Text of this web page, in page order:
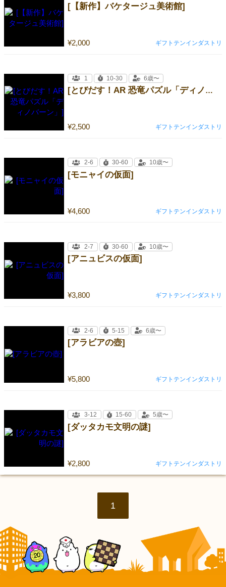
[【新作】バケタージュ美術館]
¥2,000 ギフトテンインダストリ
[とびだす！AR 恐竜パズル「ディノバーン」]
¥2,500
1 10-30 6歳〜
ギフトテンインダストリ
[モニャイの仮面]
¥4,600
2-6 30-60 10歳〜
ギフトテンインダストリ
[アニュビスの仮面]
¥3,800
2-7 30-60 10歳〜
ギフトテンインダストリ
[アラビアの壺]
¥5,800
2-6 5-15 6歳〜
ギフトテンインダストリ
[ダッタカモ文明の謎]
¥2,800
3-12 15-60 5歳〜
ギフトテンインダストリ
1